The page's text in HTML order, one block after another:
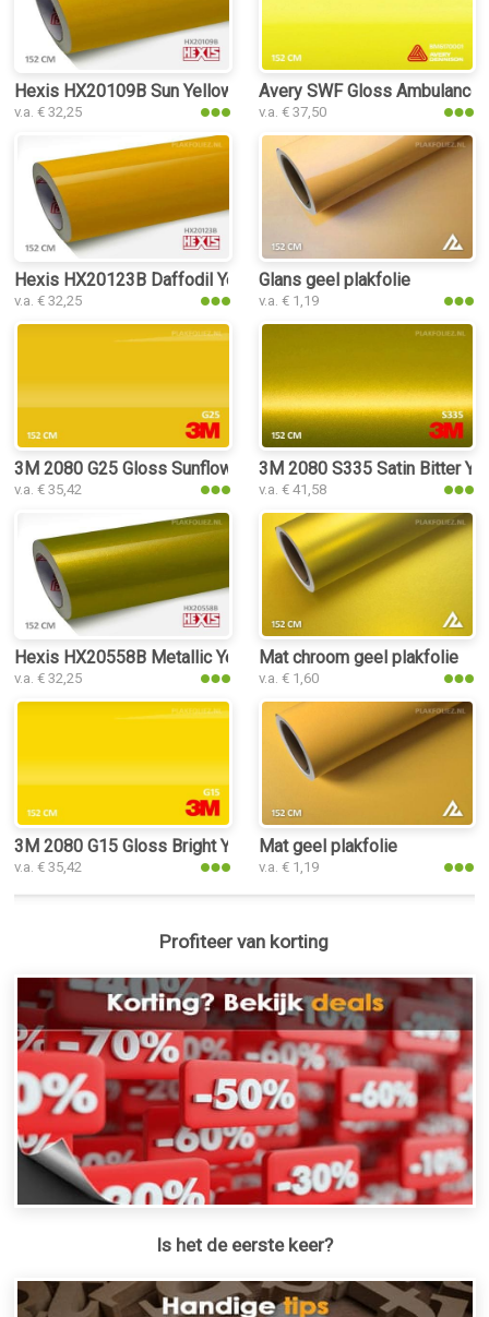
Hexis HX20109B Sun Yellow Gloss plakfolie
v.a. € 32,25
Avery SWF Gloss
v.a. € 37,50
Hexis HX20123B Daffodil Yellow Gloss plakfolie
v.a. € 32,25
Glans geel plakfolie
v.a. € 1,19
3M 2080 G25 Gloss Sunflower plakfolie
v.a. € 35,42
3M 2080 S335 Satin Bitter
v.a. € 41,58
Hexis HX20558B Metallic Yellow Gloss plakfolie
v.a. € 32,25
Mat chroom geel plakfolie
v.a. € 1,60
3M 2080 G15 Gloss Bright Yellow plakfolie
v.a. € 35,42
Mat geel plakfolie
v.a. € 1,19
Profiteer van korting
Is het de eerste keer?